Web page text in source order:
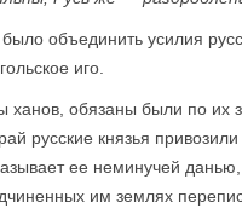
объединить усилия
иго.
ханов, обязаны были по
русские князья
ее неминучей
им землях